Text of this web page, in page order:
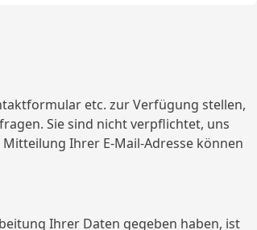
etc. zur Verfügung stellen,
Sie sind nicht verpflichtet, uns
Ihrer E-Mail-Adresse können
Ihrer Daten gegeben haben, ist